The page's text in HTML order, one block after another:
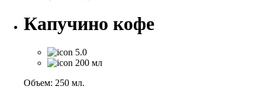
Капучино кофе
5.0
200 мл
Объем: 250 мл.